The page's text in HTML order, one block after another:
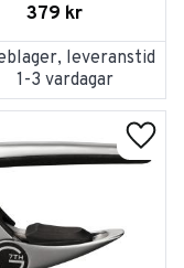
379 kr
leveranstid
1-3 vardagar